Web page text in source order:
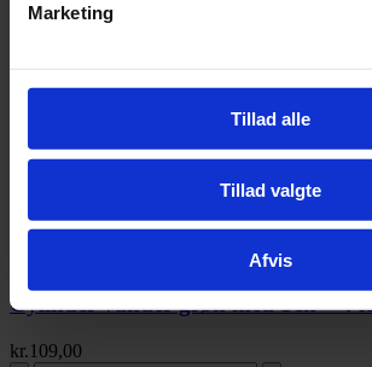
Marketing
Tillad alle
Tillad valgte
Afvis
Cylinder vander grøn med ben – 4
kr.109,00